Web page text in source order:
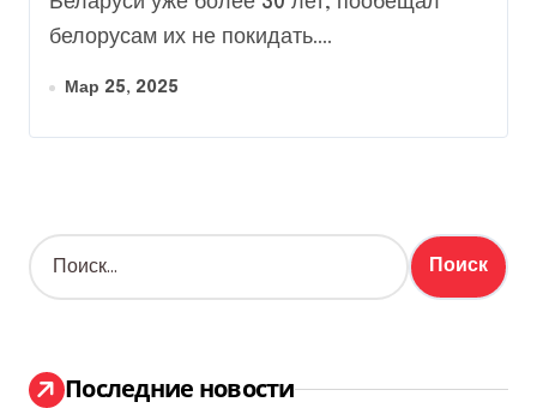
белорусам их не покидать....
Мар 25, 2025
Н
а
:
Последние новости